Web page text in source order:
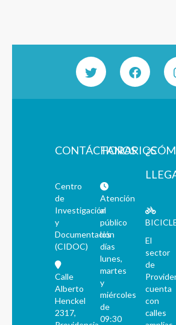
CONTÁCTANOS
Centro
de
Investigación
y
Documentación
(CIDOC)
Calle
Alberto
Henckel
2317,
HORARIOS
Atención
al
público
los
días
lunes,
martes
y
miércoles
de
09:30
El
sector
de
cuenta
con
calles